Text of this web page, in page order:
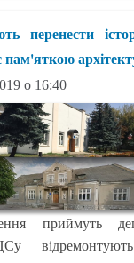
перенести
о 16:40
приймуть